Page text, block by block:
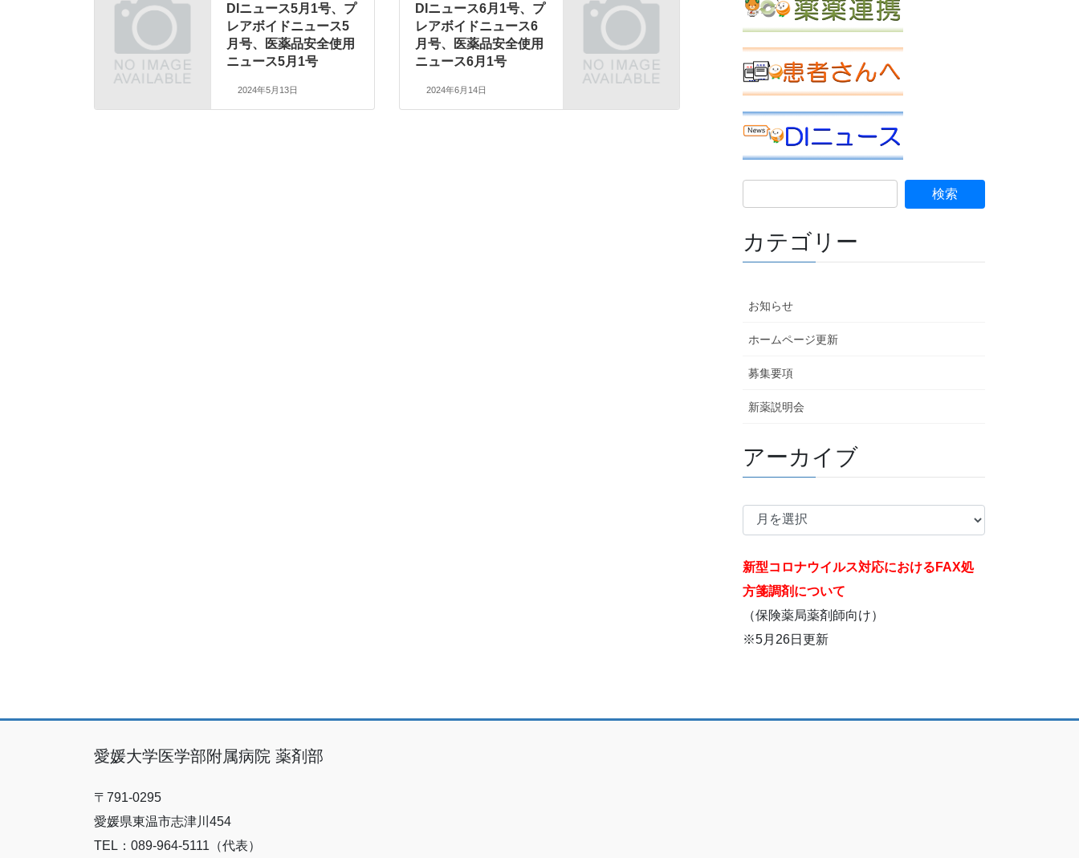
DIニュース5月1号、プ
レアボイドニュース5
月号、医薬品安全使用
ニュース5月1号
2024年5月13日
DIニュース6月1号、プ
レアボイドニュース6
月号、医薬品安全使用
ニュース6月1号
2024年6月14日
カテゴリー
お知らせ
ホームページ更新
募集要項
新薬説明会
アーカイブ
ー
イ
ブ
新型コロナウイルス対応におけるFAX処
方箋調剤について
（保険薬局薬剤師向け）
※5月26日更新
愛媛大学医学部附属病院 薬剤部
〒791-0295
愛媛県東温市志津川454
TEL：089-964-5111（代表）